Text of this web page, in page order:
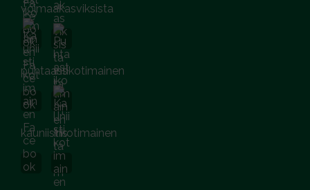
voimaakasviksista
puhtaastikotimainen
kauniistikotimainen